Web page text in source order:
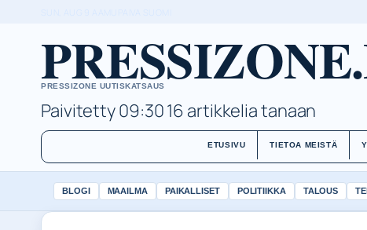
PRESSIZONE UUTISKATSAUS
Paivitetty 09:3016 artikkelia tanaan
ETUSIVU TIETOA MEISTÄ
BLOGI MAAILMA PAIKALLISET POLITIIKKA TALOUS